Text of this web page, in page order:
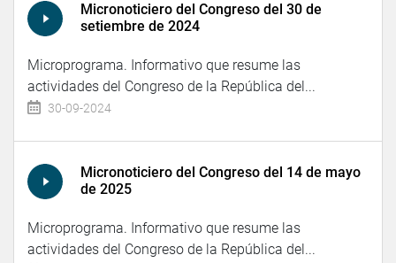
Micronoticiero del Congreso del 30 de
setiembre de 2024
Microprograma. Informativo que resume las
actividades del Congreso de la República del...
30-09-2024
Micronoticiero del Congreso del 14 de mayo
de 2025
Microprograma. Informativo que resume las
actividades del Congreso de la República del...